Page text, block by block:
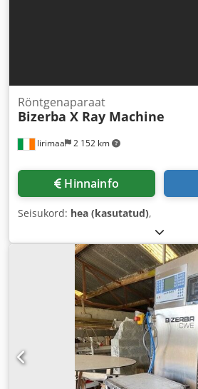
Iirimaa 2 152 km
Röntgenaparaat
Bizerba X Ray Machine
Hinnainfo
Seisukord: hea (kasutatud),